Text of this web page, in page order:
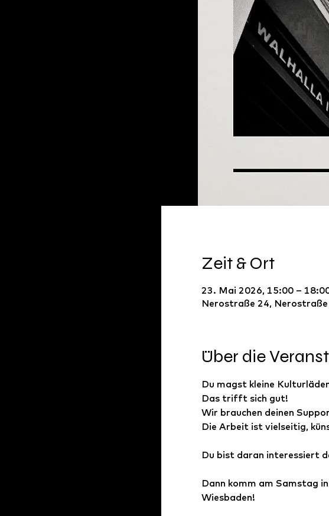
Zeit & Ort
23. Mai 2026, 15:00 –
Nerostraße 24,
Über die
Du magst kleine
Das trifft sich gut!
Wir brauchen deinen
Die Arbeit ist vielseitig,
Du bist daran interessiert
Dann komm am Samstag
Wiesbaden!